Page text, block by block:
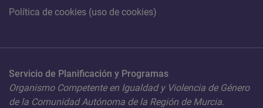
Política de cookies (uso de cookies)
Servicio de Planificación y Programas
Organismo Competente en Igualdad y Violencia de Género
de la Comunidad Autónoma de la Región de Murcia.